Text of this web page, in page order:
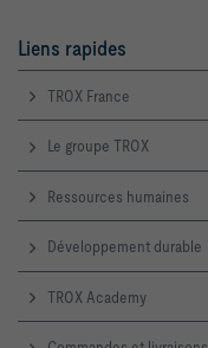
Liens rapides
TROX France
Le groupe TROX
Ressources humaines
Développement durable
TROX Academy